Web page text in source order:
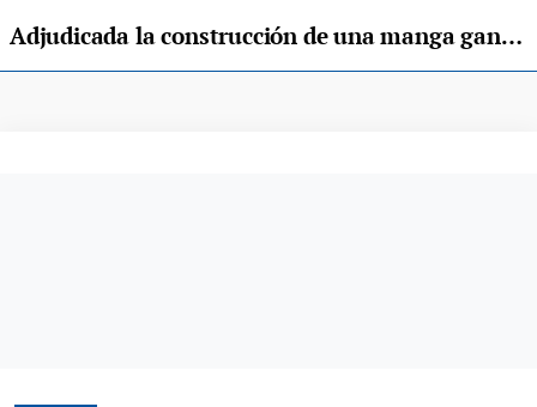
Adjudicada la construcción de una manga ganadera en el río de Nueva por 25.000 euros